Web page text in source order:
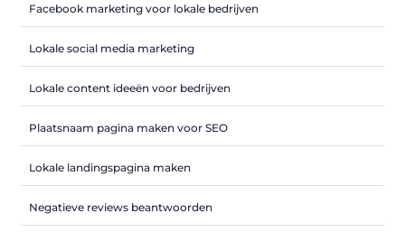
Facebook marketing voor lokale bedrijven
Lokale social media marketing
Lokale content ideeën voor bedrijven
Plaatsnaam pagina maken voor SEO
Lokale landingspagina maken
Negatieve reviews beantwoorden